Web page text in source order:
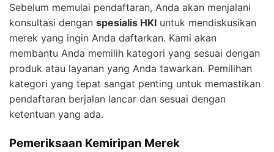
Sebelum memulai pendaftaran, Anda akan menjalani
konsultasi dengan spesialis HKI untuk mendiskusikan
merek yang ingin Anda daftarkan. Kami akan
membantu Anda memilih kategori yang sesuai dengan
produk atau layanan yang Anda tawarkan. Pemilihan
kategori yang tepat sangat penting untuk memastikan
pendaftaran berjalan lancar dan sesuai dengan
ketentuan yang ada.
Pemeriksaan Kemiripan Merek